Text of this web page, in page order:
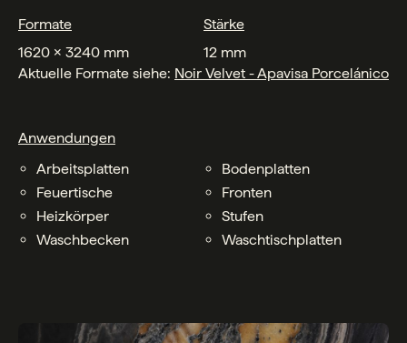
Formate
Stärke
1620 x 3240 mm
12 mm
Aktuelle Formate siehe: Noir Velvet - Apavisa Porcelánico
Anwendungen
Arbeitsplatten
Bodenplatten
Feuertische
Fronten
Heizkörper
Stufen
Waschbecken
Waschtischplatten